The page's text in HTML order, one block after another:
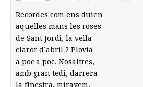
Recordes com ens duien
aquelles mans les roses
de Sant Jordi, la vella
claror d’abril ? Plovia
a poc a poc. Nosaltres,
amb gran tedi, darrera
la finestra, miràvem,